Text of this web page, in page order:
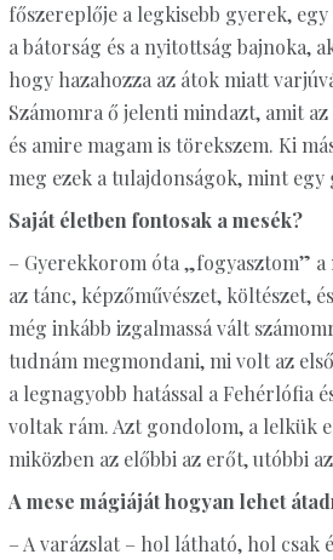
főszereplője a legkisebb gyerek,
a bátorság és a nyitottság bajnoka,
hogy hazahozza az átok miatt
Számomra ő jelenti mindazt, amit
és amire magam is törekszem. Ki
meg ezek a tulajdonságok, mint egy
Saját életben fontosak a mesék?
– Gyerekkorom óta „fogyasztom”
az tánc, képzőművészet, költészet,
még inkább izgalmassá vált
tudnám megmondani, mi volt az
a legnagyobb hatással a Fehérlófia
voltak rám. Azt gondolom, a lelkük
miközben az előbbi az erőt, utóbbi
A mese mágiáját hogyan lehet
– A varázslat – hol látható, hol csak